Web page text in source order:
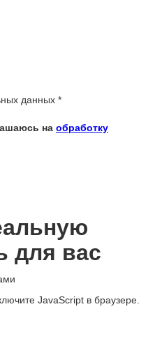
данных *
на обработку
для вас
JavaScript в браузере.